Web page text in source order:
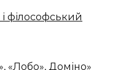
і філософський
«Лобо», Доміно»